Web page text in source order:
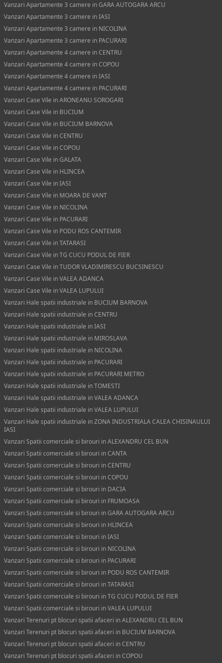
Vanzari Apartamente 3 camere in GARA AUTOGARA ARCU
Vanzari Apartamente 3 camere in IASI
Vanzari Apartamente 3 camere in NICOLINA
Vanzari Apartamente 3 camere in PACURARI
Vanzari Apartamente 4 camere in CENTRU
Vanzari Apartamente 4 camere in COPOU
Vanzari Apartamente 4 camere in IASI
Vanzari Apartamente 4 camere in PACURARI
Vanzari Case Vile in ARONEANU SOROGARI
Vanzari Case Vile in BUCIUM
Vanzari Case Vile in BUCIUM BARNOVA
Vanzari Case Vile in CENTRU
Vanzari Case Vile in COPOU
Vanzari Case Vile in GALATA
Vanzari Case Vile in HLINCEA
Vanzari Case Vile in IASI
Vanzari Case Vile in MOARA DE VANT
Vanzari Case Vile in NICOLINA
Vanzari Case Vile in PACURARI
Vanzari Case Vile in PODU ROS CANTEMIR
Vanzari Case Vile in TATARASI
Vanzari Case Vile in TG CUCU PODUL DE FIER
Vanzari Case Vile in TUDOR VLADIMIRESCU BUCSINESCU
Vanzari Case Vile in VALEA ADANCA
Vanzari Case Vile in VALEA LUPULUI
Vanzari Hale spatii industriale in BUCIUM BARNOVA
Vanzari Hale spatii industriale in CENTRU
Vanzari Hale spatii industriale in IASI
Vanzari Hale spatii industriale in MIROSLAVA
Vanzari Hale spatii industriale in NICOLINA
Vanzari Hale spatii industriale in PACURARI
Vanzari Hale spatii industriale in PACURARI METRO
Vanzari Hale spatii industriale in TOMESTI
Vanzari Hale spatii industriale in VALEA ADANCA
Vanzari Hale spatii industriale in VALEA LUPULUI
Vanzari Hale spatii industriale in ZONA INDUSTRIALA CALEA CHISINAULUI
IASI
Vanzari Spatii comerciale si birouri in ALEXANDRU CEL BUN
Vanzari Spatii comerciale si birouri in CANTA
Vanzari Spatii comerciale si birouri in CENTRU
Vanzari Spatii comerciale si birouri in COPOU
Vanzari Spatii comerciale si birouri in DACIA
Vanzari Spatii comerciale si birouri in FRUMOASA
Vanzari Spatii comerciale si birouri in GARA AUTOGARA ARCU
Vanzari Spatii comerciale si birouri in HLINCEA
Vanzari Spatii comerciale si birouri in IASI
Vanzari Spatii comerciale si birouri in NICOLINA
Vanzari Spatii comerciale si birouri in PACURARI
Vanzari Spatii comerciale si birouri in PODU ROS CANTEMIR
Vanzari Spatii comerciale si birouri in TATARASI
Vanzari Spatii comerciale si birouri in TG CUCU PODUL DE FIER
Vanzari Spatii comerciale si birouri in VALEA LUPULUI
Vanzari Terenuri pt blocuri spatii afaceri in ALEXANDRU CEL BUN
Vanzari Terenuri pt blocuri spatii afaceri in BUCIUM BARNOVA
Vanzari Terenuri pt blocuri spatii afaceri in CENTRU
Vanzari Terenuri pt blocuri spatii afaceri in COPOU